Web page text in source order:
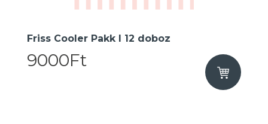
Friss Cooler Pakk I 12 doboz
9000Ft